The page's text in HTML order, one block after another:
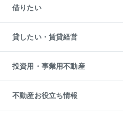
中古一戸建ての購入
不動産購入の流れ
注目キーワード物件特集
購入ガイド
English 繁体中文簡体中文
一戸建ての売却・査定
土地の売却・査定
スピードAI査定
不動産査定について
不動産売却の流れ
不動産買換えの流れ
売却ガイド
借りたい
オフィス・店舗の賃貸
借りるときの流れ
借りるガイド
貸したい・賃貸経営
マンション賃料データ
賃貸管理プラン
リロケーションについて
貸すガイド
投資用・事業用不動産
事業用不動産
マンション投資
投資用マンション
不動産お役立ち情報